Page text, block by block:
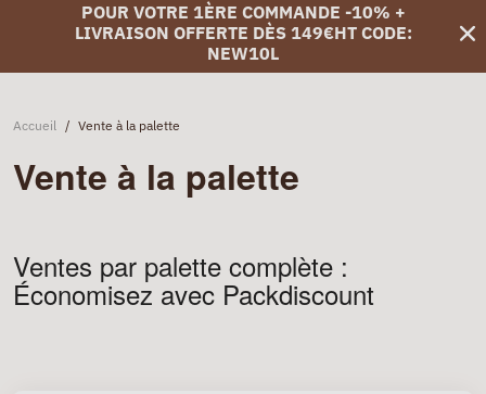
POUR VOTRE 1ÈRE COMMANDE -10% +
LIVRAISON OFFERTE DÈS 149€HT CODE:
NEW10L
Accueil / Vente à la palette
Vente à la palette
Ventes par palette complète :
Économisez avec Packdiscount